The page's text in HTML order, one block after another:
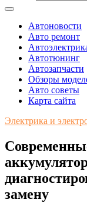
Автоновости
Авто ремонт
Автотюнинг
Автозапчасти
Обзоры
Авто советы
Карта сайта
Электрика и
замену